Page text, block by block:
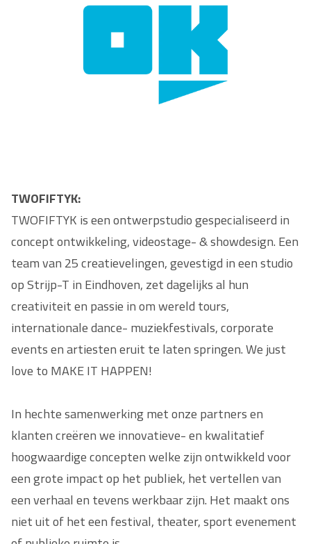
TWOFIFTYK:
TWOFIFTYK is een ontwerpstudio gespecialiseerd in
concept ontwikkeling, videostage- & showdesign. Een
team van 25 creatievelingen, gevestigd in een studio
op Strijp-T in Eindhoven, zet dagelijks al hun
creativiteit en passie in om wereld tours,
internationale dance- muziekfestivals, corporate
events en artiesten eruit te laten springen. We just
love to MAKE IT HAPPEN!
In hechte samenwerking met onze partners en
klanten creëren we innovatieve- en kwalitatief
hoogwaardige concepten welke zijn ontwikkeld voor
een grote impact op het publiek, het vertellen van
een verhaal en tevens werkbaar zijn. Het maakt ons
niet uit of het een festival, theater, sport evenement